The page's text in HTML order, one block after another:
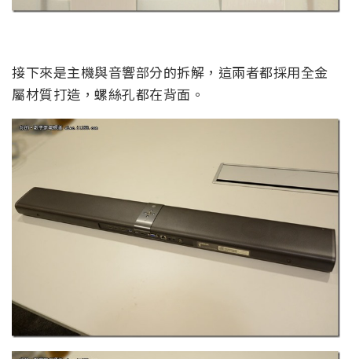
接下來是主機與音響部分的拆解，這兩者都採用全金
屬材質打造，螺絲孔都在背面。